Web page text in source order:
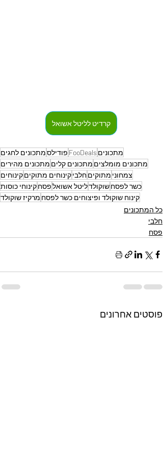
קרדיט לליטל אשואל
מתכונים FooDeals פודילסמתכונים לחגים
מתכונים מומלצים מתכונים קלים מתכונים מהירים
צמחוני מתוקיםחלביקינוחים מתוקיםקינוחים
כשר לפסחשוקולדליטל אשואלפסחקינוחי כוסות
קינוח שוקולד ופיצוחים כשר לפסח מרקיז שוקולד
כל המתכונים
חלבי
פסח
פוסטים אחרונים